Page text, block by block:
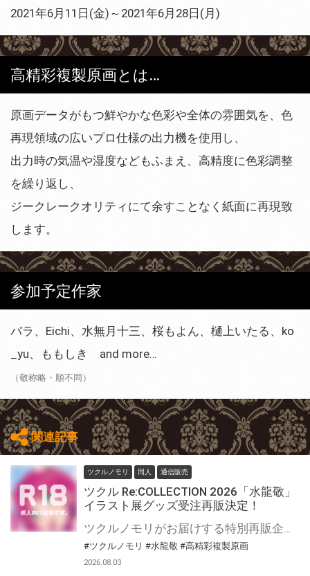
2021年6月11日(金)～2021年6月28日(月)
高精彩複製原画とは…
原画データがもつ鮮やかな色彩や全体の雰囲気を、色
再現領域の広いプロ仕様の出力機を使用し、
出力時の気温や湿度などもふまえ、高精度に色彩調整
を繰り返し、
ジークレークオリティにて余すことなく紙面に再現致
します。
参加予定作家
バラ、Eichi、水無月十三、桜もよん、樋上いたる、ko
_yu、ももしき and more…
（敬称略・順不同）
関連記事
ツクルノモリ 同人 通信販売
ツクル Re:COLLECTION 2026「水龍敬」
イラスト展グッズ受注再販決定！
ツクルノモリがお届けする特別再販企画「ツクル Re:COLLECTION 2026」開催！ 過去に開催された水龍敬イラスト展『水龍敬ランドの世界2』にて販売されたオリジナルグッズのとらのあな通販での受注再販が決定いたしました！ 多くのお客様から寄せられた再販希望にお応えし、ファンの皆様に大好評を博した既存ラインナップを特別復刻いたします。 過去のイラスト展にお越しいただけなかった方や、新たに『水龍敬ランド』の世界に魅了された方も、この貴重な機会にぜひお買い求めください！
#ツクルノモリ #水龍敬 #高精彩複製原画
2026.08.03